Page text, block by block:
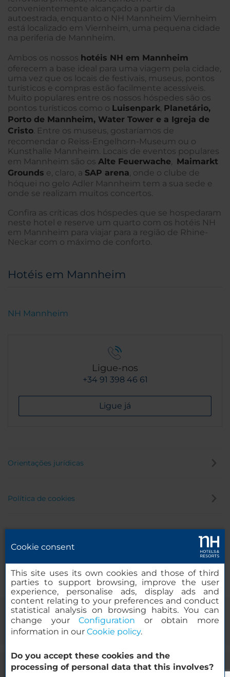
convenientemente alcançado a partir da
autoestrada, enquanto o NH Mannheim Viernheim
está localizado em Viernheim, uma pequena cidade
na periferia de Mannheim.
Ambos os nossos hotéis NH em Mannheim
oferecem a base ideal para uma viagem pela cidade,
uma vez que os locais de festivais, museus, pontos
turísticos e compras estão facilmente acessíveis.
Muito populares entre os nossos hóspedes são os
pontos turísticos como o Luisenpark Planetário,
Porto de Mannheim, Water Tower e a Igreja de
Cristo . Entre os museus, gostaríamos de
recomendar o Reiss-Engelhorn-Museum ou o
Kunsthalle Mannheim. Locais de eventos populares
em Mannheim são os Alte Feuerwache
Maimarkt
Grounds e, claro, a SAP arena , onde o clube de
hóquei no gelo Adler Mannheim tem a sua sede e
onde se realizam muitos concertos.
Confira as críticas dos hóspedes que se hospedaram
neste hotel e reserve um quarto com os hotéis NH
em Mannheim para viajar para a região de Rhine-
Neckar com o máximo de conforto.
Hotéis em Mannheim
NH Mannheim
Ligue-nos
+34 91 398 46 61
Ligue já
Orientações jurídicas
Política de cookies
Canal de denúncia
© 2000-2026 MINOR HOTELS EUROPE & AMERICAS Santa Engracia
Cookie consent
This site uses its own cookies and those of third
parties to support browsing, improve the user
experience, personalise ads, display ads and
content relating to your preferences and conduct
statistical analysis on browsing habits. You can
change yourConfiguration or obtain more
information in our Cookie policy.
Do you accept these cookies and the
processing of personal data that this involves?